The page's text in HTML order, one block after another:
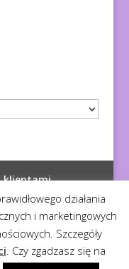
klientami
zabronione
działania
i marketingowych
Szczegóły
. Czy zgadzasz się na